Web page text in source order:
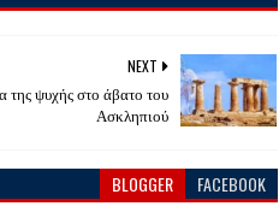
NEXT
της ψυχής στο άβατο του
Ασκληπιού
BLOGGER FACEBOOK